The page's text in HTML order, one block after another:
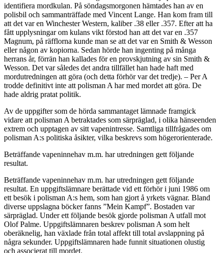
identifiera mordkulan. På söndagsmorgonen hämtades han av en
polisbil och sammanträffade med Vincent Lange. Han kom fram till
att det var en Winchester Western, kaliber .38 eller .357. Efter att ha
fått upplysningar om kulans vikt förstod han att det var en .357
Magnum, på räfflorna kunde man se att det var en Smith & Wesson
eller någon av kopiorna. Sedan hörde han ingenting på många
herrans år, förrän han kallades för en provskjutning av sin Smith &
Wesson. Det var således det andra tillfället han hade haft med
mordutredningen att göra (och detta förhör var det tredje). – Per A
trodde definitivt inte att polisman A har med mordet att göra. De
hade aldrig pratat politik.
Av de uppgifter som de hörda sammantaget lämnade framgick
vidare att polisman A betraktades som särpräglad, i olika hänseenden
extrem och upptagen av sitt vapenintresse. Samtliga tillfrågades om
polisman A:s politiska åsikter, vilka beskrevs som högerorienterade.
Beträffande vapeninnehav m.m. har utredningen gett följande
resultat.
Beträffande vapeninnehav m.m. har utredningen gett följande
resultat. En uppgiftslämnare berättade vid ett förhör i juni 1986 om
ett besök i polisman A:s hem, som han gjort å yrkets vägnar. Bland
diverse uppslagna böcker fanns ”Mein Kampf”. Bostaden var
särpräglad. Under ett följande besök gjorde polisman A utfall mot
Olof Palme. Uppgiftslämnaren beskrev polisman A som helt
oberäknelig, han växlade från total affekt till total avslappning på
några sekunder. Uppgiftslämnaren hade funnit situationen olustig
och associerat till mordet.